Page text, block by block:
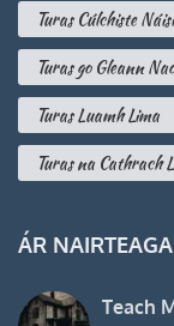
Turas Cúlchiste
Turas go Gleann
Turas Luamh Lima
Turas na Cathrach
ÁR
Teach